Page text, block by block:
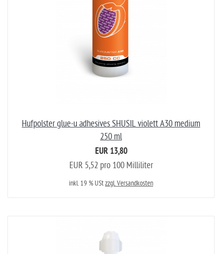
Hufpolster glue-u adhesives SHUSIL violett A30 medium
250 ml
EUR 13,80
EUR 5,52 pro 100 Milliliter
inkl. 19 % UStzzgl. Versandkosten